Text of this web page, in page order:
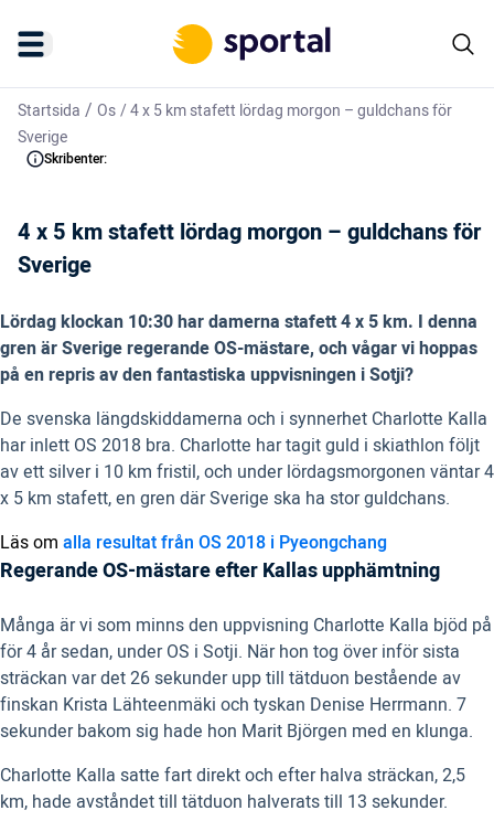
Startsida / Os/4 x 5 km stafett lördag morgon – guldchans för
Sverige
Skribenter:
4 x 5 km stafett lördag morgon – guldchans för
Sverige
Lördag klockan 10:30 har damerna stafett 4 x 5 km. I denna
gren är Sverige regerande OS-mästare, och vågar vi hoppas
på en repris av den fantastiska uppvisningen i Sotji?
De svenska längdskiddamerna och i synnerhet Charlotte Kalla
har inlett OS 2018 bra. Charlotte har tagit guld i skiathlon följt
av ett silver i 10 km fristil, och under lördagsmorgonen väntar 4
x 5 km stafett, en gren där Sverige ska ha stor guldchans.
Läs om alla resultat från OS 2018 i Pyeongchang
Regerande OS-mästare efter Kallas upphämtning
Många är vi som minns den uppvisning Charlotte Kalla bjöd på
för 4 år sedan, under OS i Sotji. När hon tog över inför sista
sträckan var det 26 sekunder upp till tätduon bestående av
finskan Krista Lähteenmäki och tyskan Denise Herrmann. 7
sekunder bakom sig hade hon Marit Björgen med en klunga.
Charlotte Kalla satte fart direkt och efter halva sträckan, 2,5
km, hade avståndet till tätduon halverats till 13 sekunder.